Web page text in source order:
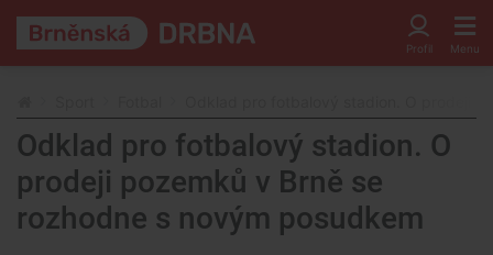
Odklad pro fotbalový stadion. O
prodeji pozemků v Brně se
rozhodne s novým posudkem